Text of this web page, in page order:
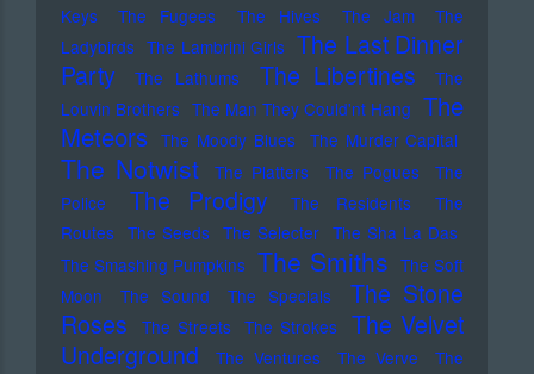
Keys
The Fugees The Hives The Jam
The
Ladybirds The Lambrini Girls The Last Dinner
Party
The Lathums The Libertines
The
Louvin Brothers The Man They Could'nt Hang The
Meteors The Moody Blues The Murder Capital
The Notwist The Platters The Pogues
The
Police
The Prodigy The Residents
The
Routes The Seeds The Selecter The Sha La Das
The Smashing Pumpkins The Smiths The Soft
Moon
The Sound The Specials
The Stone
Roses
The Streets The Strokes
The Velvet
Underground
The Ventures The Verve
The